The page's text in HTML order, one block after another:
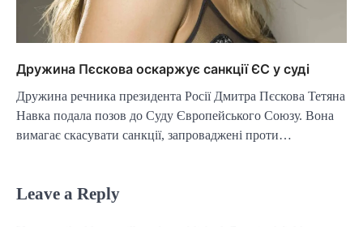
Дружина Пєскова оскаржує санкції ЄС у суді
Дружина речника президента Росії Дмитра Пєскова Тетяна
Навка подала позов до Суду Європейського Союзу. Вона
вимагає скасувати санкції, запроваджені проти…
Leave a Reply